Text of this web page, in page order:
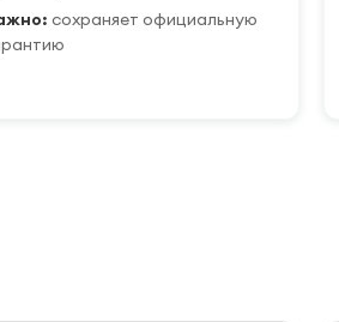
сохраняет официальную